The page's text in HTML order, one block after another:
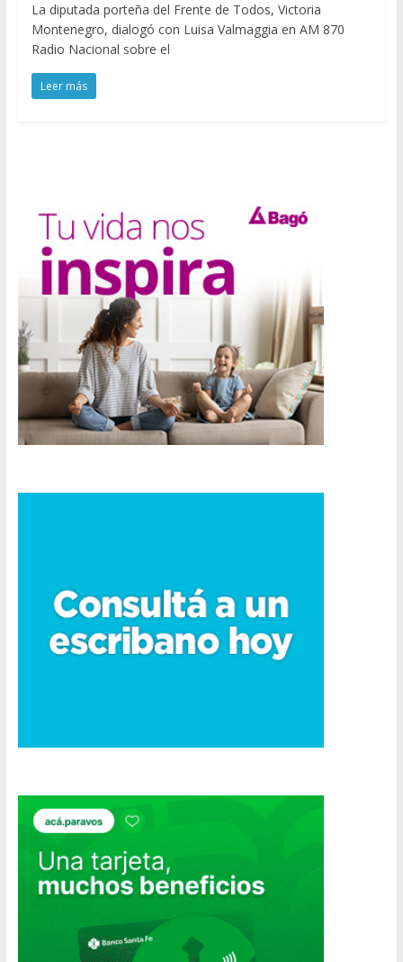
La diputada porteña del Frente de Todos, Victoria
Montenegro, dialogó con Luisa Valmaggia en AM 870
Radio Nacional sobre el
Leer más